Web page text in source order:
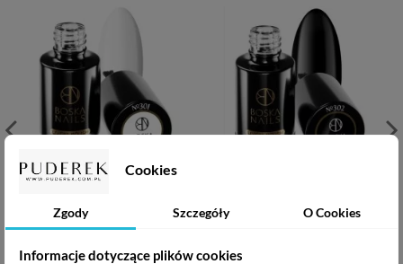
Cookies
Zgody Szczegóły O Cookies
Informacje dotyczące plików cookies
hybrydowy 301 White
Angel 6 ml
hybrydowy 302 Black Hell
6 ml